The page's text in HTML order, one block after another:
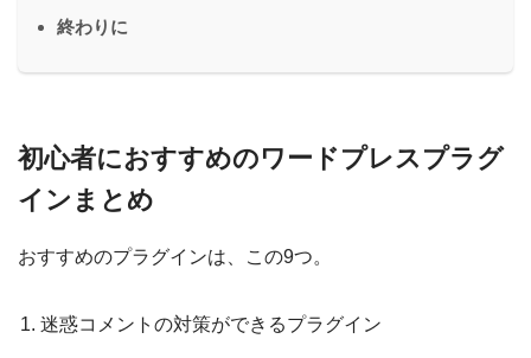
終わりに
初心者におすすめのワードプレスプラグ
インまとめ
おすすめのプラグインは、この9つ。
迷惑コメントの対策ができるプラグイン